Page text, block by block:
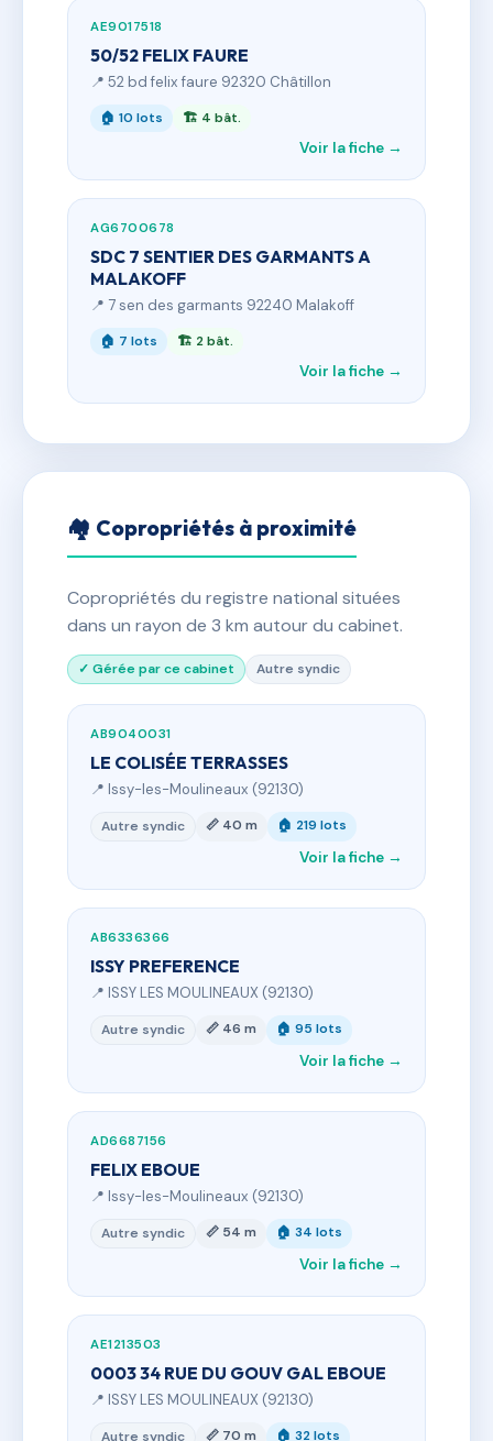
AE9017518
50/52 FELIX FAURE
📍 52 bd felix faure 92320 Châtillon
🏠 10 lots 🏗 4 bât.
Voir la fiche →
AG6700678
SDC 7 SENTIER DES GARMANTS A
MALAKOFF
📍 7 sen des garmants 92240 Malakoff
🏠 7 lots 🏗 2 bât.
Voir la fiche →
🏘 Copropriétés à proximité
Copropriétés du registre national situées
dans un rayon de 3 km autour du cabinet.
✓ Gérée par ce cabinet Autre syndic
AB9040031
LE COLISÉE TERRASSES
📍 Issy-les-Moulineaux (92130)
Autre syndic 📏 40 m 🏠 219 lots
Voir la fiche →
AB6336366
ISSY PREFERENCE
📍 ISSY LES MOULINEAUX (92130)
Autre syndic 📏 46 m 🏠 95 lots
Voir la fiche →
AD6687156
FELIX EBOUE
📍 Issy-les-Moulineaux (92130)
Autre syndic 📏 54 m 🏠 34 lots
Voir la fiche →
AE1213503
0003 34 RUE DU GOUV GAL EBOUE
📍 ISSY LES MOULINEAUX (92130)
Autre syndic 📏 70 m 🏠 32 lots